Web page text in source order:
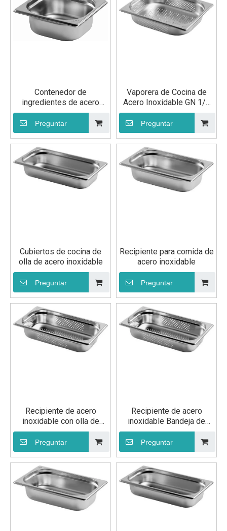
Contenedor de
ingredientes de acero
inoxidable GN 1/6 150 mm
Preguntar
Vaporera de Cocina de
Acero Inoxidable GN 1/2
100mm con Orificios
Preguntar
Cubiertos de cocina de
olla de acero inoxidable
Preguntar
Recipiente para comida de
acero inoxidable
Preguntar
Recipiente de acero
inoxidable con olla de
vapor con orificio
Preguntar
Recipiente de acero
inoxidable Bandeja de
vapor perforada GN 1/3
100 mm
Preguntar